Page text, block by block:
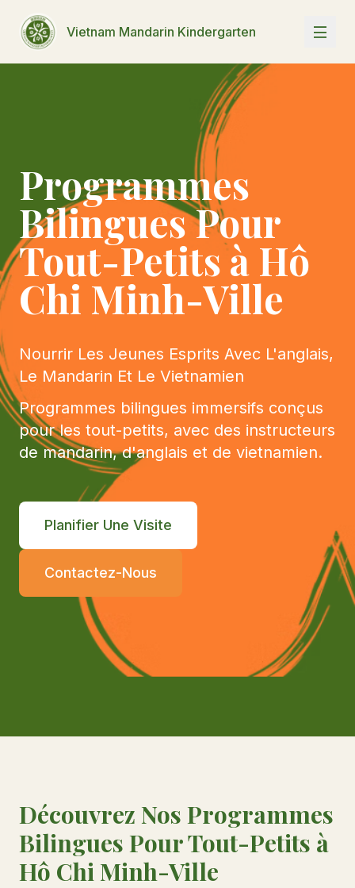
Vietnam Mandarin Kindergarten
Programmes
Bilingues Pour
Tout-Petits à Hô
Chi Minh-Ville
Nourrir Les Jeunes Esprits Avec L'anglais,
Le Mandarin Et Le Vietnamien
Programmes bilingues immersifs conçus
pour les tout-petits, avec des instructeurs
de mandarin, d'anglais et de vietnamien.
Planifier Une Visite
Contactez-Nous
Découvrez Nos Programmes
Bilingues Pour Tout-Petits à
Hô Chi Minh-Ville